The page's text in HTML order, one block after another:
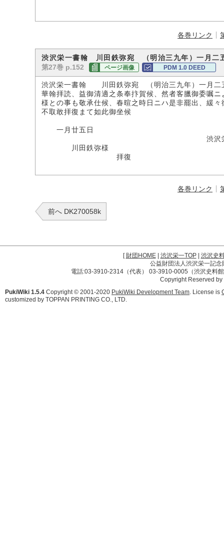
各巻リンク
渋沢栄一書翰 川田鉄弥宛 （明治三九年）一月二
第27巻 p.152 ページ画像 PDM 1.0 DEED
渋沢栄一書翰 川田鉄弥宛 （明治三九年）一月
華翰拝読、益御清適之条奉抃賀候、然者客臘御委嘱
様との事も敬承仕候、春暄之時日ニハ是非罷出、緩
不取敢拝復まて如此御坐候
一月廿五日
渋沢栄
川田鉄弥様
拝復
各巻リンク
前へ DK270058k
[財団HOME| 渋沢栄一TOP| 渋沢史
公益財団法人渋沢栄一記
電話:03-3910-2314（代表） 03-3910-0005（渋沢史料
Copyright Reserved
PukiWiki 1.5.4 Copyright © 2001-2020 PukiWiki Development Team. License is
customized by TOPPAN PRINTING CO., LTD.